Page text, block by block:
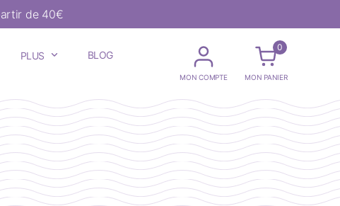
de 40€
PLUS
BLOG
MON COMPTE
0
MON PANIER